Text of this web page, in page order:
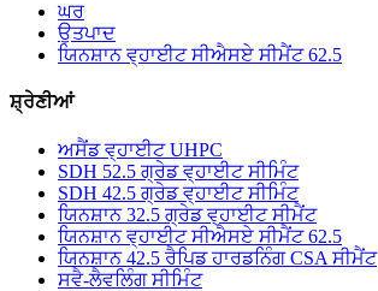
ਘਰ
ਉਤਪਾਦ
ਯਿਨਸ਼ਾਨ ਵ੍ਹਾਈਟ ਸੀਐਸਏ ਸੀਮੈਂਟ 62.5
ਸ਼੍ਰੇਣੀਆਂ
ਅਸੈਂਡ ਵ੍ਹਾਈਟ UHPC
SDH 52.5 ਗ੍ਰੇਡ ਵ੍ਹਾਈਟ ਸੀਮਿੰਟ
SDH 42.5 ਗ੍ਰੇਡ ਵ੍ਹਾਈਟ ਸੀਮਿੰਟ
ਯਿਨਸ਼ਾਨ 32.5 ਗ੍ਰੇਡ ਵ੍ਹਾਈਟ ਸੀਮੈਂਟ
ਯਿਨਸ਼ਾਨ ਵ੍ਹਾਈਟ ਸੀਐਸਏ ਸੀਮੈਂਟ 62.5
ਯਿਨਸ਼ਾਨ 42.5 ਰੈਪਿਡ ਹਾਰਡਨਿੰਗ CSA ਸੀਮੈਂਟ
ਸਵੈ-ਲੈਵਲਿੰਗ ਸੀਮਿੰਟ